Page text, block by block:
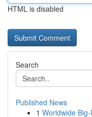
HTML is disabled
Search
Published News
1 Worldwide